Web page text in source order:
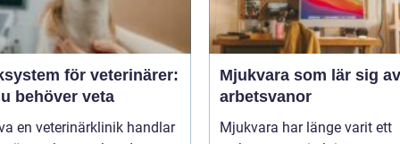
för veterinärer:
behöver veta
en veterinärklinik handlar
Mjukvara som lär sig
arbetsvanor
Mjukvara har länge varit ett